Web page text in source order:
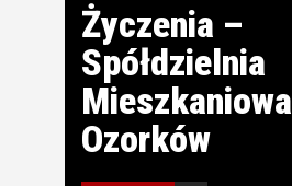
Życzenia –
Spółdzielnia
Mieszkaniowa
Ozorków